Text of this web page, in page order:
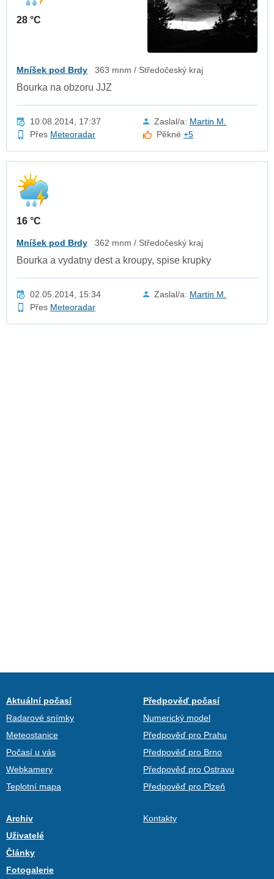
28 °C
Mníšek pod Brdy 363 mnm / Středočeský kraj
Bourka na obzoru JJZ
10.08.2014, 17:37 Zaslal/a: Martin M.
Přes Meteoradar Pěkné+5
16 °C
Mníšek pod Brdy 362 mnm / Středočeský kraj
Bourka a vydatny dest a kroupy, spise krupky
02.05.2014, 15:34 Zaslal/a: Martin M.
Přes Meteoradar
Aktuální počasí
Radarové snímky
Meteostanice
Počasí u vás
Webkamery
Teplotní mapa
Předpověď počasí
Numerický model
Předpověď pro Prahu
Předpověď pro Brno
Předpověď pro Ostravu
Předpověď pro Plzeň
Archiv
Uživatelé
Články
Fotogalerie
Kontakty